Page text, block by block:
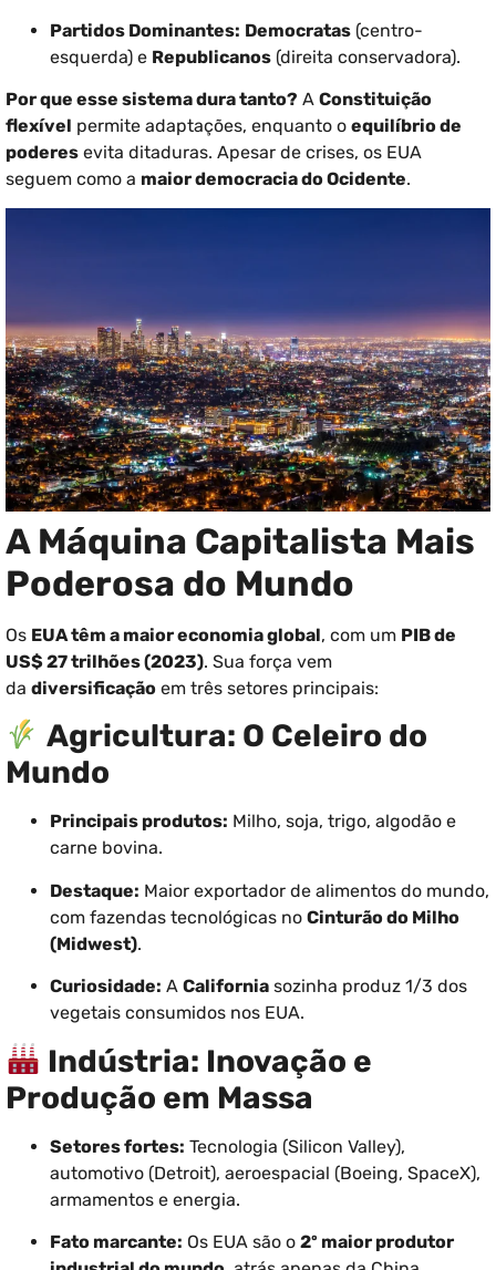
Partidos Dominantes: Democratas (centro-
esquerda) e Republicanos (direita conservadora).
Por que esse sistema dura tanto? A Constituição
flexível permite adaptações, enquanto o equilíbrio de
poderes evita ditaduras. Apesar de crises, os EUA
seguem como a maior democracia do Ocidente.
A Máquina Capitalista Mais
Poderosa do Mundo
Os EUA têm a maior economia global, com um PIB de
US$ 27 trilhões (2023). Sua força vem
da diversificação em três setores principais:
Agricultura: O Celeiro do
Mundo
Principais produtos: Milho, soja, trigo, algodão e
carne bovina.
Destaque: Maior exportador de alimentos do mundo,
com fazendas tecnológicas no Cinturão do Milho
(Midwest).
Curiosidade: A California sozinha produz 1/3 dos
vegetais consumidos nos EUA.
Indústria: Inovação e
Produção em Massa
Setores fortes: Tecnologia (Silicon Valley),
automotivo (Detroit), aeroespacial (Boeing, SpaceX),
armamentos e energia.
Fato marcante: Os EUA são o 2º maior produtor